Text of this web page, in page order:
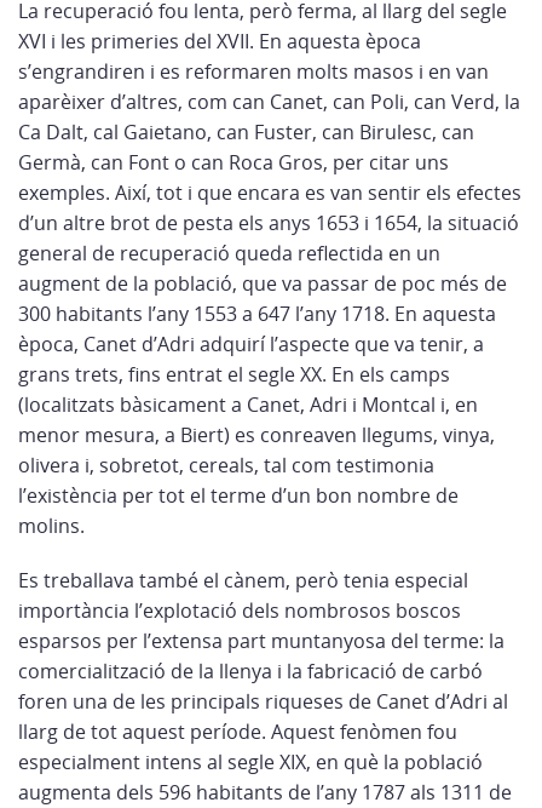
La recuperació fou lenta, però ferma, al llarg del segle
XVI i les primeries del XVII. En aquesta època
s’engrandiren i es reformaren molts masos i en van
aparèixer d’altres, com can Canet, can Poli, can Verd, la
Ca Dalt, cal Gaietano, can Fuster, can Birulesc, can
Germà, can Font o can Roca Gros, per citar uns
exemples. Així, tot i que encara es van sentir els efectes
d’un altre brot de pesta els anys 1653 i 1654, la situació
general de recuperació queda reflectida en un
augment de la població, que va passar de poc més de
300 habitants l’any 1553 a 647 l’any 1718. En aquesta
època, Canet d’Adri adquirí l’aspecte que va tenir, a
grans trets, fins entrat el segle XX. En els camps
(localitzats bàsicament a Canet, Adri i Montcal i, en
menor mesura, a Biert) es conreaven llegums, vinya,
olivera i, sobretot, cereals, tal com testimonia
l’existència per tot el terme d’un bon nombre de
molins.
Es treballava també el cànem, però tenia especial
importància l’explotació dels nombrosos boscos
esparsos per l’extensa part muntanyosa del terme: la
comercialització de la llenya i la fabricació de carbó
foren una de les principals riqueses de Canet d’Adri al
llarg de tot aquest període. Aquest fenòmen fou
especialment intens al segle XIX, en què la població
augmenta dels 596 habitants de l’any 1787 als 1311 de